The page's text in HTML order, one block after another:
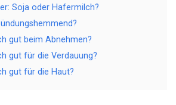
Soja oder Hafermilch?
gut beim Abnehmen?
gut für die Verdauung?
gut für die Haut?